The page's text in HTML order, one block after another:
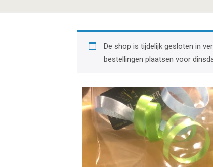
De shop is tijdelijk gesloten in
bestellingen plaatsen voor